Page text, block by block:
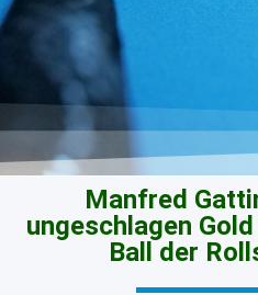
Manfred
ungeschlagen
Ball der